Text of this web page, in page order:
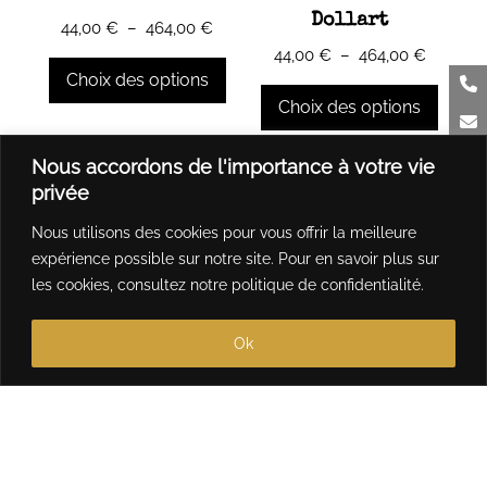
Nous accordons de l'importance à votre vie
privée
Nous utilisons des cookies pour vous offrir la meilleure
expérience possible sur notre site. Pour en savoir plus sur
les cookies, consultez notre politique de confidentialité.
Ok
page
page
du
produit
44,00€ – 464,00€
464,00 €
Choix des options
Ce
produit
a
variations.
Les
options
peuvent
Dollart
44,00 € – 464,00 €Plage
44,00 €
464,00
Choix des options
Ce
plusieurs
variations.
Les
options
peuvent